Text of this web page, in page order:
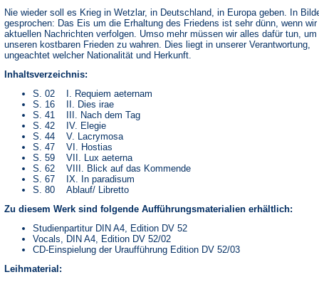
Nie wieder soll es Krieg in Wetzlar, in Deutschland, in Europa geben. In
gesprochen: Das Eis um die Erhaltung des Friedens ist sehr dünn, wenn wir
aktuellen Nachrichten verfolgen. Umso mehr müssen wir alles dafür tun, um
unseren kostbaren Frieden zu wahren. Dies liegt in unserer Verantwortung,
ungeachtet welcher Nationalität und Herkunft.
Inhaltsverzeichnis:
S. 02 I. Requiem aeternam
S. 16 II. Dies irae
S. 41 III. Nach dem Tag
S. 42 IV. Elegie
S. 44 V. Lacrymosa
S. 47 VI. Hostias
S. 59 VII. Lux aeterna
S. 62 VIII. Blick auf das Kommende
S. 67 IX. In paradisum
S. 80 Ablauf/ Libretto
Zu diesem Werk sind folgende Aufführungsmaterialien erhältlich:
Studienpartitur DIN A4, Edition DV 52
Vocals, DIN A4, Edition DV 52/02
CD-Einspielung der Uraufführung Edition DV 52/03
Leihmaterial: